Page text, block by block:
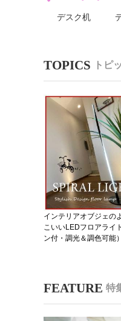
デスク机
トピ
インテリアオブジェの
こいいLEDフロアライ
ン付・調光＆調色可能）
特